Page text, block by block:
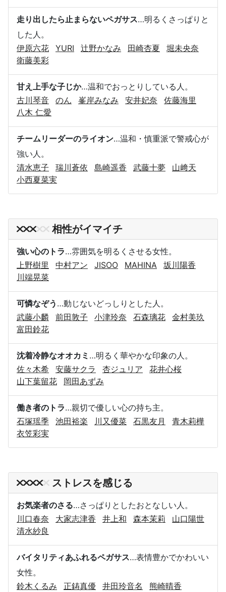
走り出したら止まらないペガサス…明るくさっぱりと
した人。
伊原六花
YURI 辻野かなみ 田崎杏夏
堀未央奈
衛藤美彩
甘え上手な子じか…温和でおっとりしている人。
古川琴音
のん 峯岸みなみ 安井妃奈
佐藤海里
八木 仁愛
チームリーダーのライオン…温和・慎重派で警戒心が
強い人。
清水恵子
瑞川蒼依 島崎遥香 武藤十夢
山﨑天
小西夏菜実
相性がイマイチ
強い心のトラ…雰囲気を明るくさせる女性。
上野樹里
中村アン JISOO MAHINA
坂川陽香
川端晃菜
可憐なぞう …動じないどっしりとした人。
武藤小麟
前田敦子 小津玲奈 石森璃花
金村美玖
富田鈴花
沈着冷静なオオカミ …明るく華やかな印象の人。
佐々木希
安藤サクラ 杏ジュリア
花井心桜
山下葉留花
岡田あずみ
働き者のトラ…親切で優しい心の持ち主。
石塚瑶季
池田裕楽 川又優菜 石黒友月
青木莉樺
衣笠彩実
ストレスを感じる
お気楽者のさる…さっぱりとしたおとなしい人。
川口春奈
大家志津香 井上和 森本茉莉
山口陽世
清水紗良
バイタリティあふれるペガサス…表情豊かでかわいい
女性。
鈴木くるみ
正鋳真優 井田玲音名
熊崎晴香